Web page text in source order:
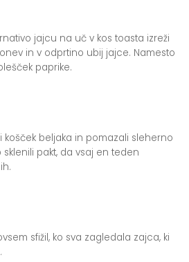
jajcu na uč v kos toasta izreži
in v odprtino ubij jajce. Namesto
paprike.
košček beljaka in pomazali sleherno
pakt, da vsaj en teden
sfižil, ko sva zagledala zajca, ki